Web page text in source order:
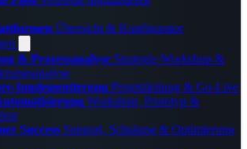
Übersicht & Konfigurator
& Prozessanalyse Strategie-Workshop &
Implementierung Projektleitung & Go-Live
Workshop, Prototyp &
Success Support, Schulung & Optimierung